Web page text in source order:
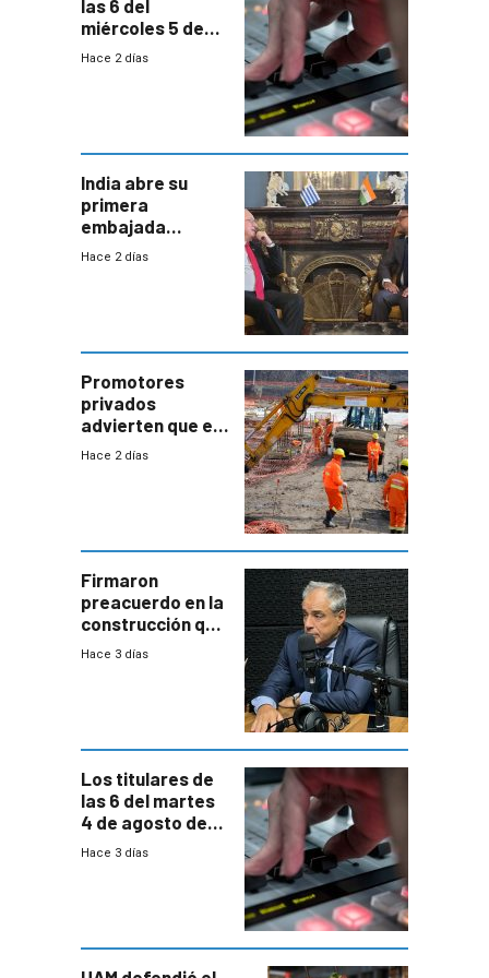
las 6 del
miércoles 5 de
agosto de 2026
Hace 2 días
India abre su
primera
embajada
residente en
enorme
potencial
Hace 2 días
Promotores
privados
advierten que el
nuevo convenio
a revisar
proyectos
Hace 2 días
Firmaron
preacuerdo en la
construcción que
comprende
Hace 3 días
Los titulares de
las 6 del martes
4 de agosto de
2026
Hace 3 días